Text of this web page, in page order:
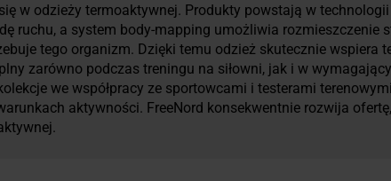
w odzieży termoaktywnej. Produkty powstają w
ruchu, a system body-mapping umożliwia rozmieszczenie
tego organizm. Dzięki temu odzież skutecznie wspiera
zarówno podczas treningu na siłowni, jak i w
we współpracy ze sportowcami i testerami
aktywności. FreeNord konsekwentnie rozwija